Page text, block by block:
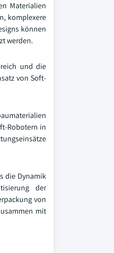
Materialien
komplexere
können
werden.
und die
von Soft-
Robotern in
die Dynamik
der
von
mit